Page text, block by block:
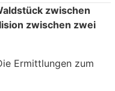
zwischen
zwischen zwei
Ermittlungen zum